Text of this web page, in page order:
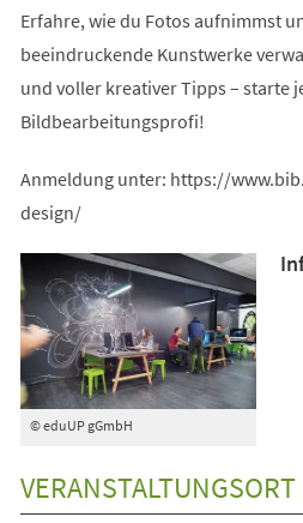
Erfahre, wie du Fotos aufnimmst
beeindruckende Kunstwerke
und voller kreativer Tipps – starte
Bildbearbeitungsprofi!
Anmeldung unter: https://
design/
© eduUP gGmbH
VERANSTALTUNGSORT